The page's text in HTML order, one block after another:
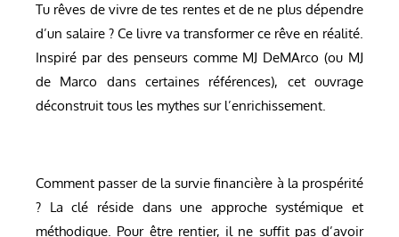
Tu rêves de vivre de tes rentes et de ne plus dépendre
d’un salaire ? Ce livre va transformer ce rêve en réalité.
Inspiré par des penseurs comme MJ DeMArco (ou MJ
de Marco dans certaines références), cet ouvrage
déconstruit tous les mythes sur l’enrichissement.
Comment passer de la survie financière à la prospérité
? La clé réside dans une approche systémique et
méthodique. Pour être rentier, il ne suffit pas d’avoir